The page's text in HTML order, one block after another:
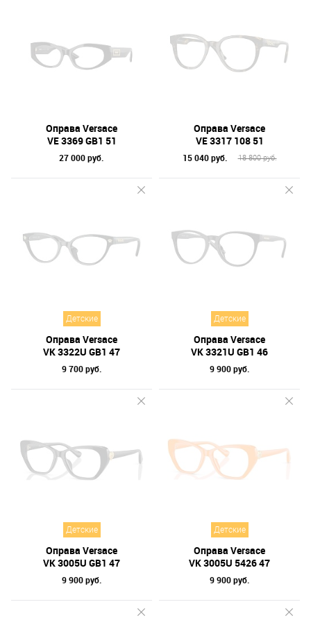
Оправа Versace
VE 3369 GB1 51
27 000 руб.
Оправа Versace
VE 3317 108 51
15 040 руб. 18 800 руб.
Детские
Оправа Versace
VK 3322U GB1 47
9 700 руб.
Детские
Оправа Versace
VK 3321U GB1 46
9 900 руб.
Детские
Оправа Versace
VK 3005U GB1 47
9 900 руб.
Детские
Оправа Versace
VK 3005U 5426 47
9 900 руб.